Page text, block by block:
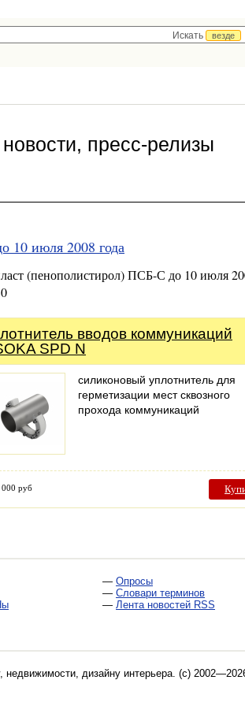
Искать
везде
пресс-релизы
10 июля 2008 года
(пенополистирол) ПСБ-С до 10 июля
вводов коммуникаций
SPD N
силиконовый уплотнитель для
герметизации мест сквозного
прохода коммуникаций
000 руб
— Опросы
— Словари терминов
— Лента новостей RSS
недвижимости, дизайну интерьера. (c)